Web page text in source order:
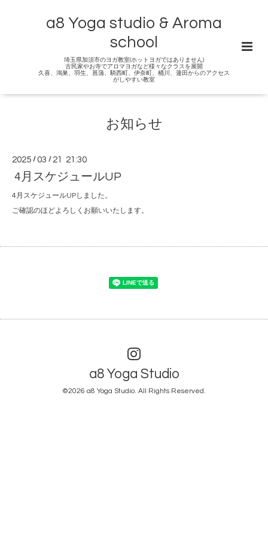
a8 Yoga studio & Aroma
school
埼玉県加須市のヨガ教室(ホットヨガではありません)
古民家やお寺でアロマヨガなど様々なクラスを展開
久喜、鴻巣、羽生、菖蒲、騎西町、伊奈町、桶川、蓮田からのアクセス
がしやすい教室
お知らせ
2025 /03 / 21 21:30
4月スケジュールUP
4月スケジュールUPしました。
ご確認のほどよろしくお願いいたします。
a8 Yoga Studio
©2026 a8 Yoga Studio. All Rights Reserved.